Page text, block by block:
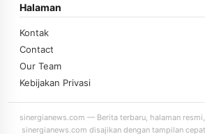
Halaman
Kontak
Contact
Our Team
Kebijakan Privasi
sinergianews.com — Berita terbaru, halaman
sinergianews.com disajikan dengan tampilan